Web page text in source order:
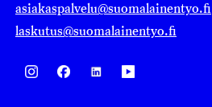
asiakaspalvelu@suomalainentyo.fi
laskutus@suomalainentyo.fi